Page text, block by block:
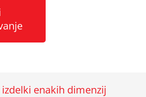
enakih dimenzij